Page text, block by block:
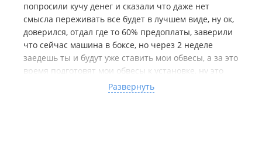
попросили кучу денег и сказали что даже нет
смысла переживать все будет в лучшем виде, ну ок,
доверился, отдал где то 60% предоплаты, заверили
что сейчас машина в боксе, но через 2 неделе
заедешь ты и будут уже ставить мои обвесы, а за это
время подготовят мои обвесы к установке, ну это
оказалось брехней 100 уровня, постоянные звонки
им, они постоянно переносили ссылаясь на
Развернуть